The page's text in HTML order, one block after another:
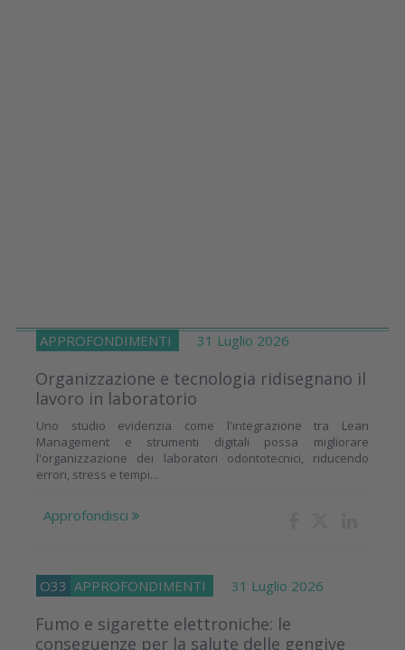
APPROFONDIMENTI 31 Luglio 2026
Organizzazione e tecnologia ridisegnano il
lavoro in laboratorio
Uno studio evidenzia come l'integrazione tra Lean
Management e strumenti digitali possa migliorare
l'organizzazione dei laboratori odontotecnici, riducendo
errori, stress e tempi...
Approfondisci
O33 APPROFONDIMENTI 31 Luglio 2026
Fumo e sigarette elettroniche: le
conseguenze per la salute delle gengive